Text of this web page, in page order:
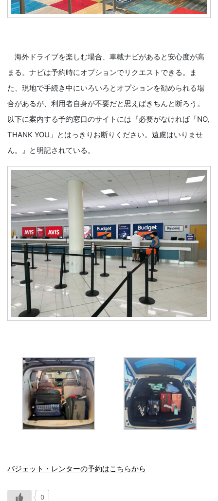
海外ドライブを楽しむ場合、車載ナビがあると安心度が高
まる。ナビは予約時にオプションでリクエストできる。ま
た、現地で手続き中にいろいろとオプションを勧められる場
合があるが、利用者自身が不要だと思えばきちんと断ろう。
以下に案内する予約窓口のサイトには『必要がなければ「NO,
THANK YOU」とはっきりお断りください。遠慮はいりませ
ん。』と明記されている。
バジェット・レンターの予約はこちらから
0